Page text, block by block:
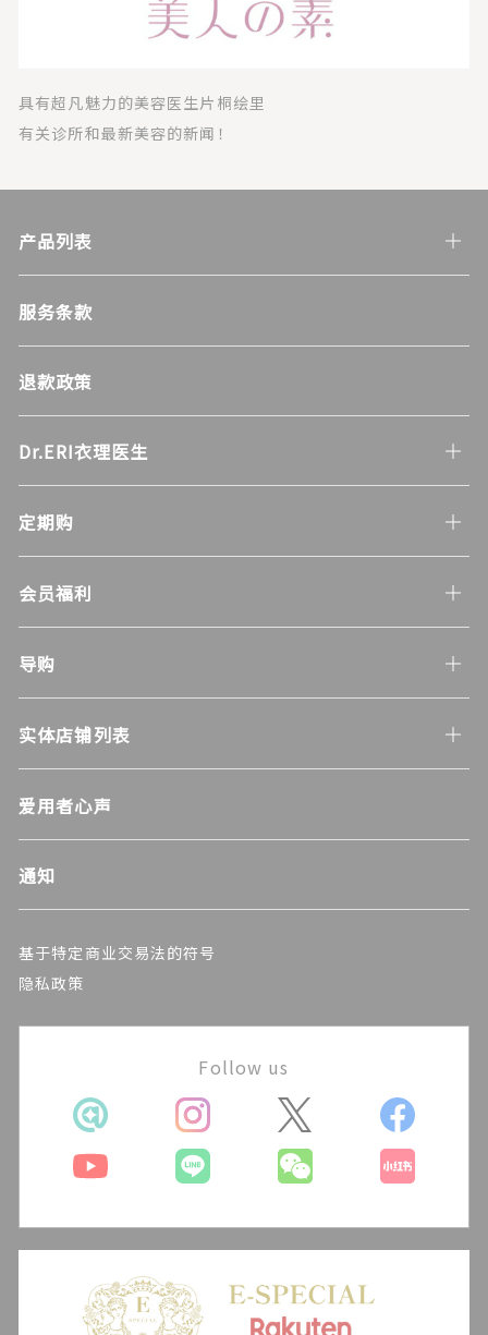
具有超凡魅力的美容医生片桐绘里
有关诊所和最新美容的新闻！
产品列表
服务条款
退款政策
Dr.ERI衣理医生
定期购
会员福利
导购
实体店铺列表
爱用者心声
通知
Follow us
基于特定商业交易法的符号
隐私政策